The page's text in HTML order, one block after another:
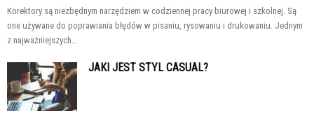
Korektory są niezbędnym narzędziem w codziennej pracy biurowej i szkolnej. Są
one używane do poprawiania błędów w pisaniu, rysowaniu i drukowaniu. Jednym
z najważniejszych...
JAKI JEST STYL CASUAL?